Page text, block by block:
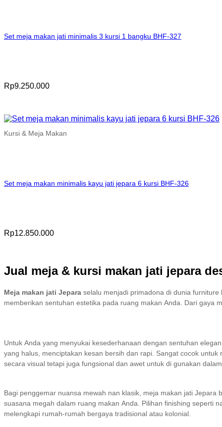
Set meja makan jati minimalis 3 kursi 1 bangku BHF-327
Rp9.250.000
Kursi & Meja Makan
Set meja makan minimalis kayu jati jepara 6 kursi BHF-326
Rp12.850.000
Jual meja & kursi makan jati jepara
Meja makan jati Jepara selalu menjadi primadona di dunia
memberikan sentuhan estetika pada ruang makan Anda. Dari gaya
Untuk Anda yang menyukai kesederhanaan dengan sentuhan
yang halus, menciptakan kesan bersih dan rapi. Sangat cocok
secara visual tetapi juga fungsional dan awet untuk di gunakan
Bagi penggemar nuansa mewah nan klasik, meja makan jati
suasana megah dalam ruang makan Anda. Pilihan finishing seperti
melengkapi rumah-rumah bergaya tradisional atau kolonial.